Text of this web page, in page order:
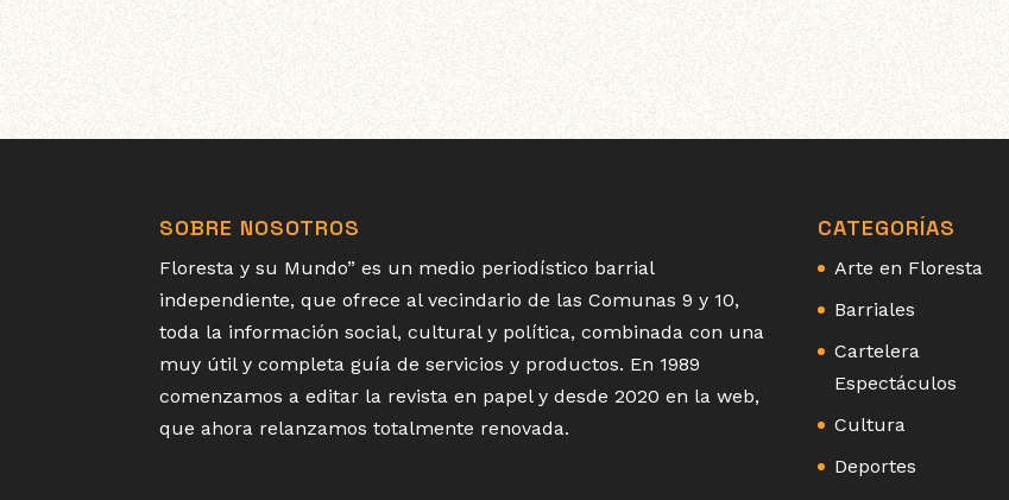
SOBRE NOSOTROS
Floresta y su Mundo” es un medio periodístico barrial
independiente, que ofrece al vecindario de las Comunas 9 y 10,
toda la información social, cultural y política, combinada con una
muy útil y completa guía de servicios y productos. En 1989
comenzamos a editar la revista en papel y desde 2020 en la web,
que ahora relanzamos totalmente renovada.
CATEGORÍAS
Arte en Floresta
Barriales
Cartelera
Espectáculos
Cultura
Deportes